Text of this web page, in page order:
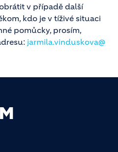
v případě další
kdo je v tíživé situaci
pomůcky, prosím,
jarmila.vinduskova@